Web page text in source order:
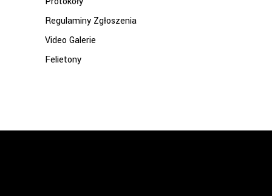
Regulaminy Zgłoszenia
Video Galerie
Felietony